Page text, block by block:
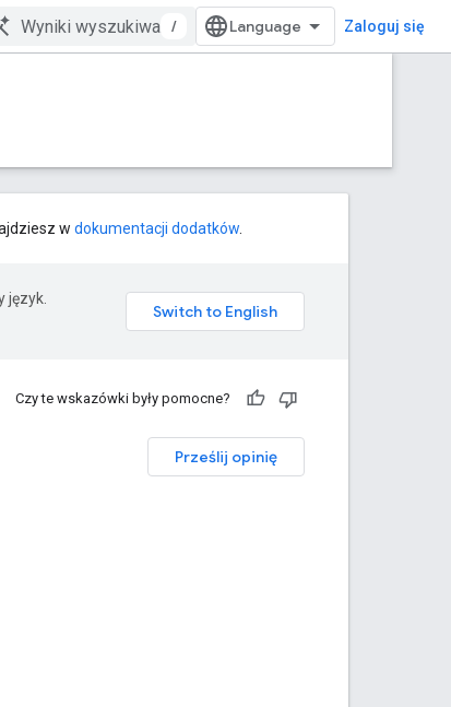
/ Zaloguj się
w dokumentacji dodatków
język.
Czy te wskazówki były pomocne?
Prześlij opinię